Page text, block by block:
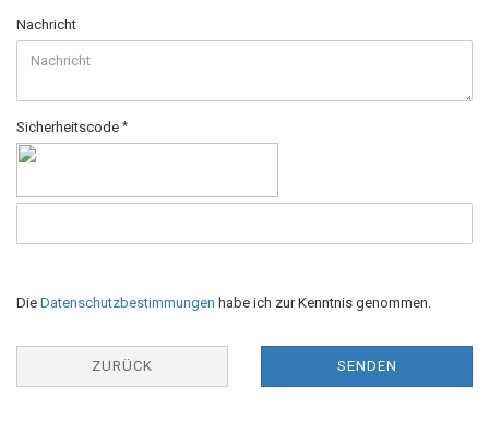
Nachricht
Sicherheitscode
Die Datenschutzbestimmungen habe ich zur Kenntnis genommen.
ZURÜCK SENDEN